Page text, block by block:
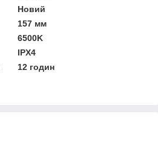
Новий
157 мм
6500K
IPX4
12 годин